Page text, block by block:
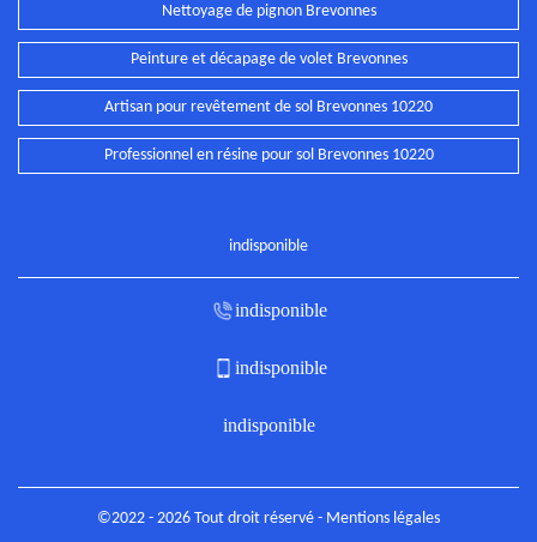
Nettoyage de pignon Brevonnes
Peinture et décapage de volet Brevonnes
Artisan pour revêtement de sol Brevonnes 10220
Professionnel en résine pour sol Brevonnes 10220
indisponible
indisponible
indisponible
indisponible
©2022 - 2026 Tout droit réservé - Mentions légales